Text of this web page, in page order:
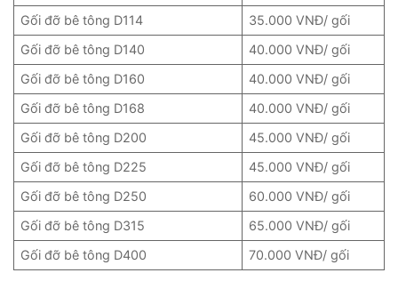
Gối đỡ bê tông D114
35.000 VNĐ/ gối
Gối đỡ bê tông D140
40.000 VNĐ/ gối
Gối đỡ bê tông D160
40.000 VNĐ/ gối
Gối đỡ bê tông D168
40.000 VNĐ/ gối
Gối đỡ bê tông D200
45.000 VNĐ/ gối
Gối đỡ bê tông D225
45.000 VNĐ/ gối
Gối đỡ bê tông D250
60.000 VNĐ/ gối
Gối đỡ bê tông D315
65.000 VNĐ/ gối
Gối đỡ bê tông D400
70.000 VNĐ/ gối